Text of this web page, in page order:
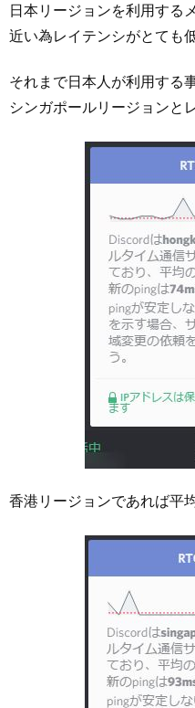
日本リージョンを利用する
近い為レイテンシがとても
それまで日本人が利用する
シンガポールリージョンと
香港リージョンであれば平